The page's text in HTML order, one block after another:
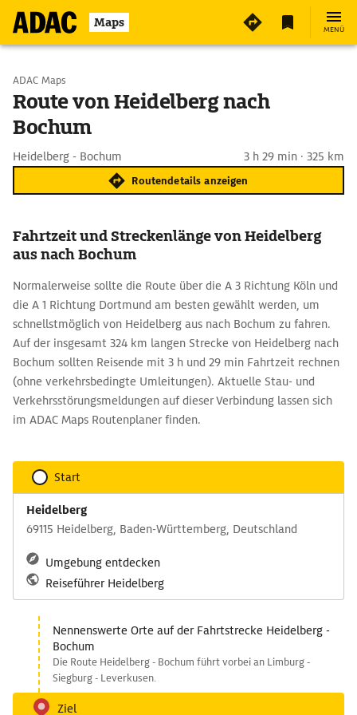
Maps MENÜ
Start wählen
Ziel eingeben
ADAC Maps
Route von Heidelberg nach
Bochum
Heidelberg - Bochum 3 h 29 min · 325 km
Routendetails anzeigen
Fahrtzeit und Streckenlänge von Heidelberg
aus nach Bochum
Normalerweise sollte die Route über die A 3 Richtung Köln und
die A 1 Richtung Dortmund am besten gewählt werden, um
schnellstmöglich von Heidelberg aus nach Bochum zu fahren.
Auf der insgesamt 324 km langen Strecke von Heidelberg nach
Bochum sollten Reisende mit 3 h und 29 min Fahrtzeit rechnen
(ohne verkehrsbedingte Umleitungen). Aktuelle Stau- und
Verkehrsstörungsmeldungen auf dieser Verbindung lassen sich
im ADAC Maps Routenplaner finden.
Start
Heidelberg
69115 Heidelberg, Baden-Württemberg, Deutschland
Umgebung entdecken
Reiseführer Heidelberg
Nennenswerte Orte auf der Fahrtstrecke Heidelberg -
Bochum
Die Route Heidelberg - Bochum führt vorbei an Limburg -
Siegburg - Leverkusen.
Ziel